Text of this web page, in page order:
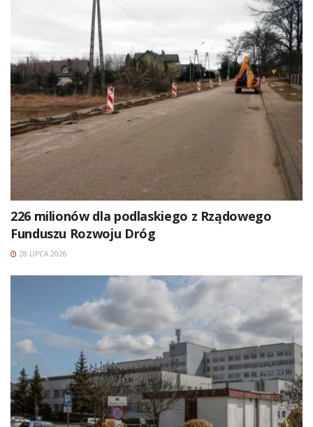
226 milionów dla podlaskiego z Rządowego
Funduszu Rozwoju Dróg
28 LIPCA 2026